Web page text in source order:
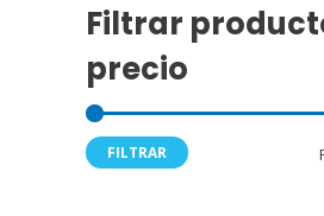
Filtrar
precio
FILTRAR